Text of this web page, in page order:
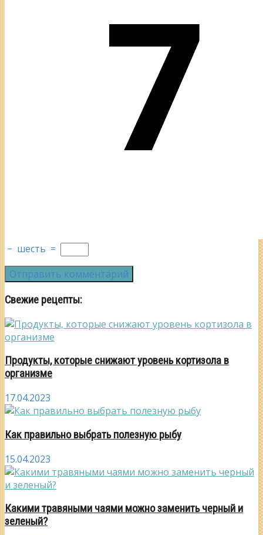
− шесть =
Свежие рецепты:
Продукты, которые снижают уровень кортизола в
организме
17.04.2023
Как правильно выбрать полезную рыбу
15.04.2023
Какими травяными чаями можно заменить черный и
зеленый?